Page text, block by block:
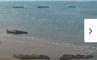
reconnues par